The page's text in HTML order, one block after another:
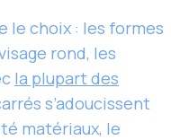
le choix : les formes
rond, les
la plupart des
s’adoucissent
matériaux, le